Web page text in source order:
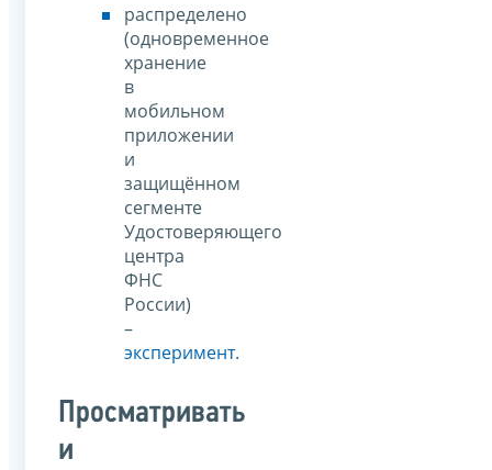
распределено
(одновременное
хранение
в
мобильном
приложении
и
защищённом
сегменте
Удостоверяющего
центра
ФНС
России)
–
эксперимент.
Просматривать
и